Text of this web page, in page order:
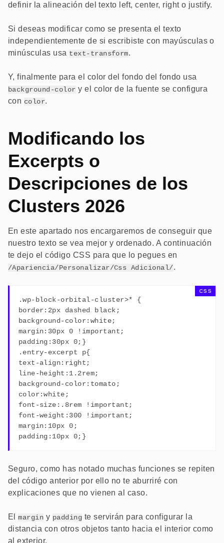
definir la alineación del texto left, center, right o justify.
Si deseas modificar como se presenta el texto
independientemente de si escribiste con mayúsculas o
minúsculas usa text-transform.
Y, finalmente para el color del fondo del fondo usa
background-color y el color de la fuente se configura
con color.
Modificando los
Excerpts o
Descripciones de los
Clusters 2026
En este apartado nos encargaremos de conseguir que
nuestro texto se vea mejor y ordenado. A continuación
te dejo el código CSS para que lo pegues en
/Apariencia/Personalizar/Css Adicional/.
.wp-block-orbital-cluster>* {
border:2px dashed black;
background-color:white;
margin:30px 0 !important;
padding:30px 0;}
.entry-excerpt p{
text-align:right;
line-height:1.2rem;
background-color:tomato;
color:white;
font-size:.8rem !important;
font-weight:300 !important;
margin:10px 0;
padding:10px 0;}
Seguro, como has notado muchas funciones se repiten
del código anterior por ello no te aburriré con
explicaciones que no vienen al caso.
Elmargin y padding te servirán para configurar la
distancia con otros objetos tanto hacia el interior como
al exterior.